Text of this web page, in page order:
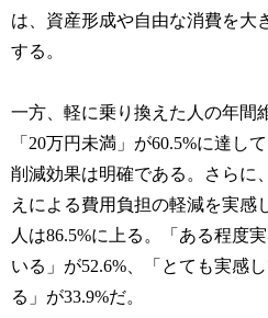
は、資産形成や自由な消費を大
する。
一方、軽に乗り換えた人の年間
「20万円未満」が60.5%に達して
削減効果は明確である。さらに
えによる費用負担の軽減を実感
人は86.5%に上る。「ある程度
いる」が52.6%、「とても実感
る」が33.9%だ。